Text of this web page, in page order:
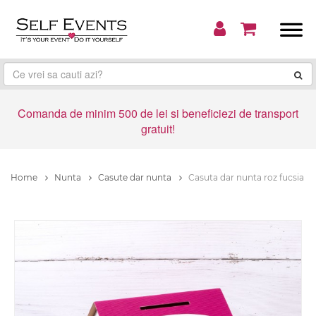
Comanda de minim 500 de lei si beneficiezi de transport
gratuit!
Home Nunta Casute dar nunta Casuta dar nunta roz fucsia